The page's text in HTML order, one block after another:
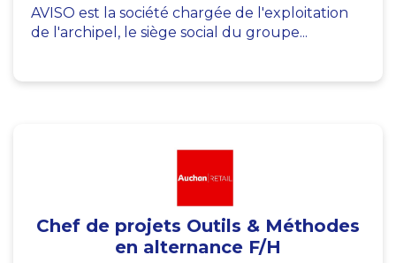
AVISO est la société chargée de l'exploitation
de l'archipel, le siège social du groupe...
Chef de projets Outils & Méthodes
en alternance F/H